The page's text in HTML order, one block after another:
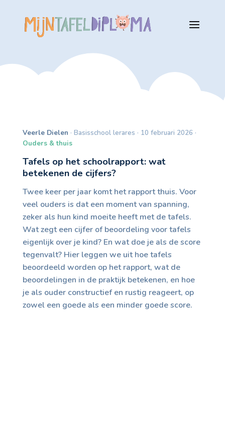
Veerle Dielen · Basisschool lerares · 10 februari 2026 ·
Ouders & thuis
Tafels op het schoolrapport: wat
betekenen de cijfers?
Twee keer per jaar komt het rapport thuis. Voor
veel ouders is dat een moment van spanning,
zeker als hun kind moeite heeft met de tafels.
Wat zegt een cijfer of beoordeling voor tafels
eigenlijk over je kind? En wat doe je als de score
tegenvalt? Hier leggen we uit hoe tafels
beoordeeld worden op het rapport, wat de
beoordelingen in de praktijk betekenen, en hoe
je als ouder constructief en rustig reageert, op
zowel een goede als een minder goede score.